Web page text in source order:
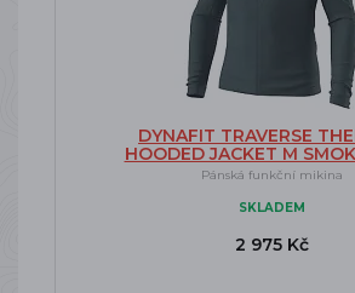
DYNAFIT TRAVERSE
HOODED JACKET M
Pánská funkční mikina
SKLADEM
2 975 Kč